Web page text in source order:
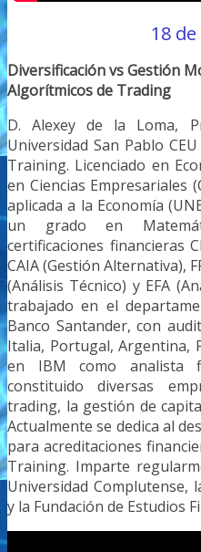
18
Diversificación vs Gestión
Algorítmicos de Trading
D. Alexey de la Loma,
Universidad San Pablo
Training. Licenciado en
en Ciencias Empresariales
aplicada a la Economía
un grado en
certificaciones financieras
CAIA (Gestión Alternativa),
(Análisis Técnico) y EFA
trabajado en el
Banco Santander, con
Italia, Portugal, Argentina,
en IBM como analista
constituido diversas
trading, la gestión de
Actualmente se dedica al
para acreditaciones
Training. Imparte
Universidad Complutense,
y la Fundación de Estudios